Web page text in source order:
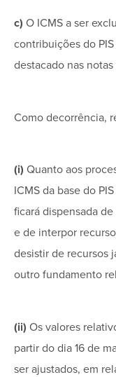
c) O ICMS a ser
contribuições do
destacado nas notas
Como decorrência,
(i) Quanto aos
ICMS da base do
ficará dispensada
e de interpor
desistir de recursos
outro fundamento
(ii) Os valores
partir do dia 16 de
ser ajustados, em